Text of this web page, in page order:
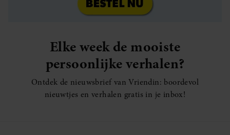
Elke week de mooiste
persoonlijke verhalen?
Ontdek de nieuwsbrief van Vriendin: boordevol
nieuwtjes en verhalen gratis in je inbox!